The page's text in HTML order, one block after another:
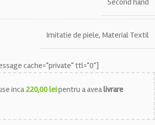
Second hand
Imitatie de piele, Material Textil
cache="private" ttl="0"]
inca220,00leipentru a avealivrare